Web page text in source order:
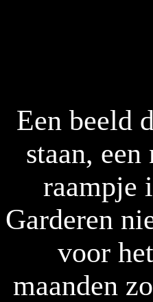
Een beeld
staan,
raampje
Garderen
voor
maanden